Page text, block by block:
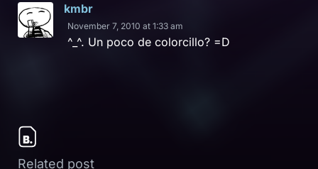
kmbr
November 7, 2010 at 1:33 am
^_^. Un poco de colorcillo? =D
Related post